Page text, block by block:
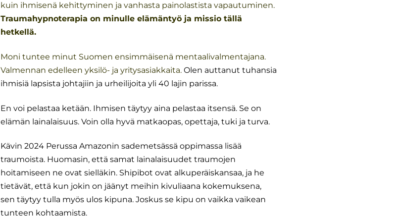
kuin ihmisenä kehittyminen ja vanhasta painolastista vapautuminen.
Traumahypnoterapia on minulle elämäntyö ja missio tällä
hetkellä.
Moni tuntee minut Suomen ensimmäisenä mentaalivalmentajana.
Valmennan edelleen yksilö- ja yritysasiakkaita. Olen auttanut tuhansia
ihmisiä lapsista johtajiin ja urheilijoita yli 40 lajin parissa.
En voi pelastaa ketään. Ihmisen täytyy aina pelastaa itsensä. Se on
elämän lainalaisuus. Voin olla hyvä matkaopas, opettaja, tuki ja turva.
Kävin 2024 Perussa Amazonin sademetsässä oppimassa lisää
traumoista. Huomasin, että samat lainalaisuudet traumojen
hoitamiseen ne ovat sielläkin. Shipibot ovat alkuperäiskansaa, ja he
tietävät, että kun jokin on jäänyt meihin kivuliaana kokemuksena,
sen täytyy tulla myös ulos kipuna. Joskus se kipu on vaikka vaikean
tunteen kohtaamista.